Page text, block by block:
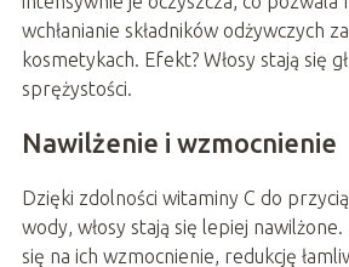
wchłanianie składników odżywczych
kosmetykach. Efekt? Włosy stają się
sprężystości.
Nawilżenie i wzmocnienie
Dzięki zdolności witaminy C do
wody, włosy stają się lepiej
się na ich wzmocnienie, redukcję